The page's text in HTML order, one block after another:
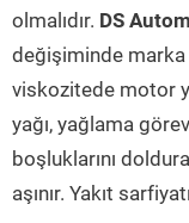
olmalıdır. DS
değişiminde
viskozitede motor
yağı, yağlama
boşluklarını
aşınır. Yakıt